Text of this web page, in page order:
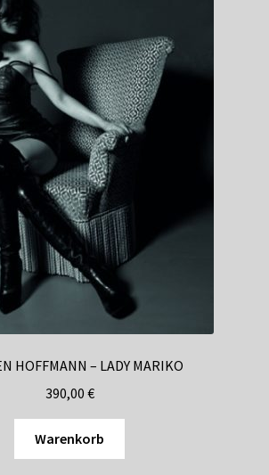
HOFFMANN – LADY MARIKO
390,00 €
Warenkorb